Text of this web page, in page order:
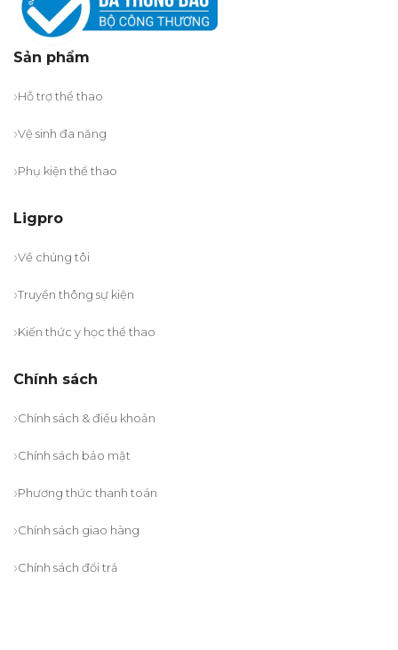
Sản phẩm
Hỗ trợ thể thao
Vệ sinh đa năng
Phụ kiện thể thao
Ligpro
Về chúng tôi
Truyền thông sự kiện
Kiến thức y học thể thao
Chính sách
Chính sách & điều khoản
Chính sách bảo mật
Phương thức thanh toán
Chính sách giao hàng
Chính sách đổi trả